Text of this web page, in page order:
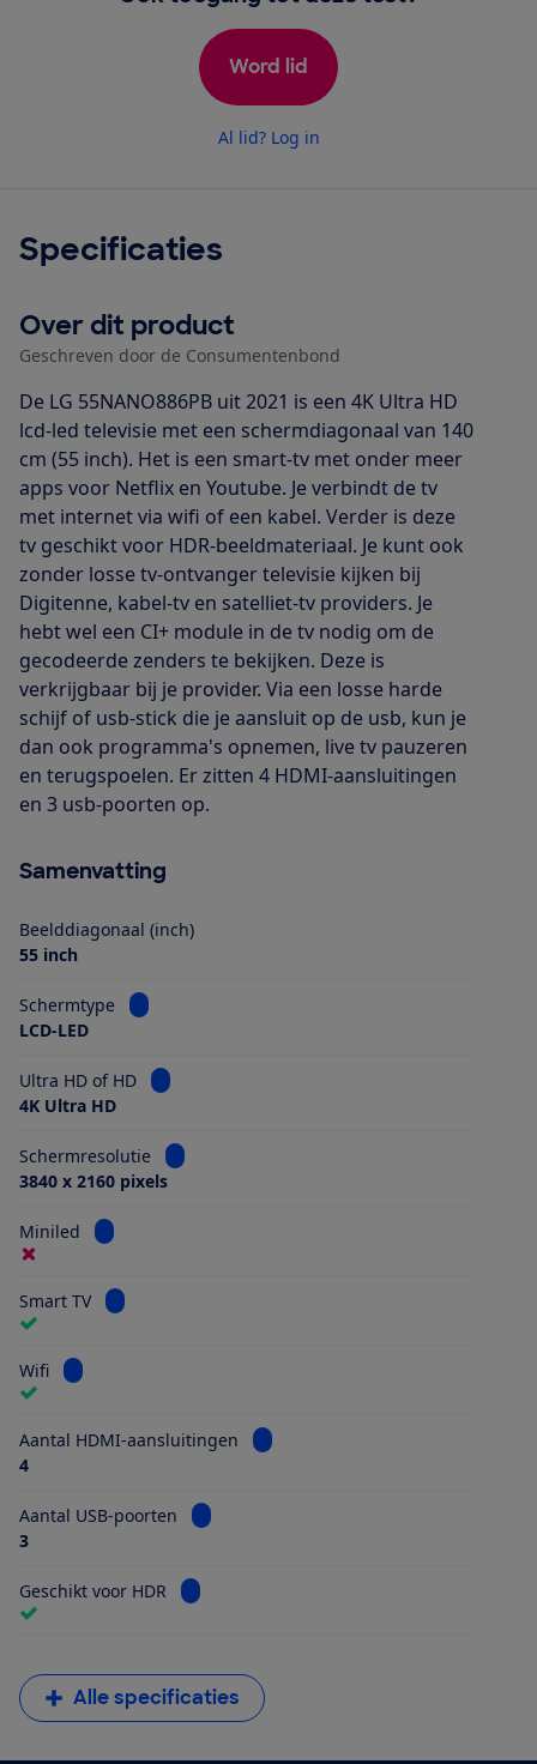
Word lid
Al lid? Log in
Specificaties
Over dit product
Geschreven door de Consumentenbond
De LG 55NANO886PB uit 2021 is een 4K Ultra HD
lcd-led televisie met een schermdiagonaal van 140
cm (55 inch). Het is een smart-tv met onder meer
apps voor Netflix en Youtube. Je verbindt de tv
met internet via wifi of een kabel. Verder is deze
tv geschikt voor HDR-beeldmateriaal. Je kunt ook
zonder losse tv-ontvanger televisie kijken bij
Digitenne, kabel-tv en satelliet-tv providers. Je
hebt wel een CI+ module in de tv nodig om de
gecodeerde zenders te bekijken. Deze is
verkrijgbaar bij je provider. Via een losse harde
schijf of usb-stick die je aansluit op de usb, kun je
dan ook programma's opnemen, live tv pauzeren
en terugspoelen. Er zitten 4 HDMI-aansluitingen
en 3 usb-poorten op.
Samenvatting
Beelddiagonaal (inch)
55 inch
Schermtype
Bekijk informatie voor Schermtype
LCD-LED
Ultra HD of HD
Bekijk informatie voor Ultra HD of HD
4K Ultra HD
Schermresolutie
Bekijk informatie voor Schermresolutie
3840 x 2160 pixels
Miniled Bekijk informatie voor Miniled
Smart TV Bekijk informatie voor Smart TV
Wifi Bekijk informatie voor Wifi
Aantal HDMI-aansluitingen
Bekijk informatie voor Aantal
4
Aantal USB-poorten
Bekijk informatie voor Aantal USB-poorten
3
Geschikt voor HDR Bekijk informatie voor Geschikt voor HDR
Alle specificaties